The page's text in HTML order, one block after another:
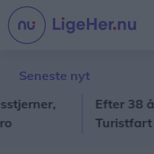
Seneste nyt
Efter 38 år er
Turistfart